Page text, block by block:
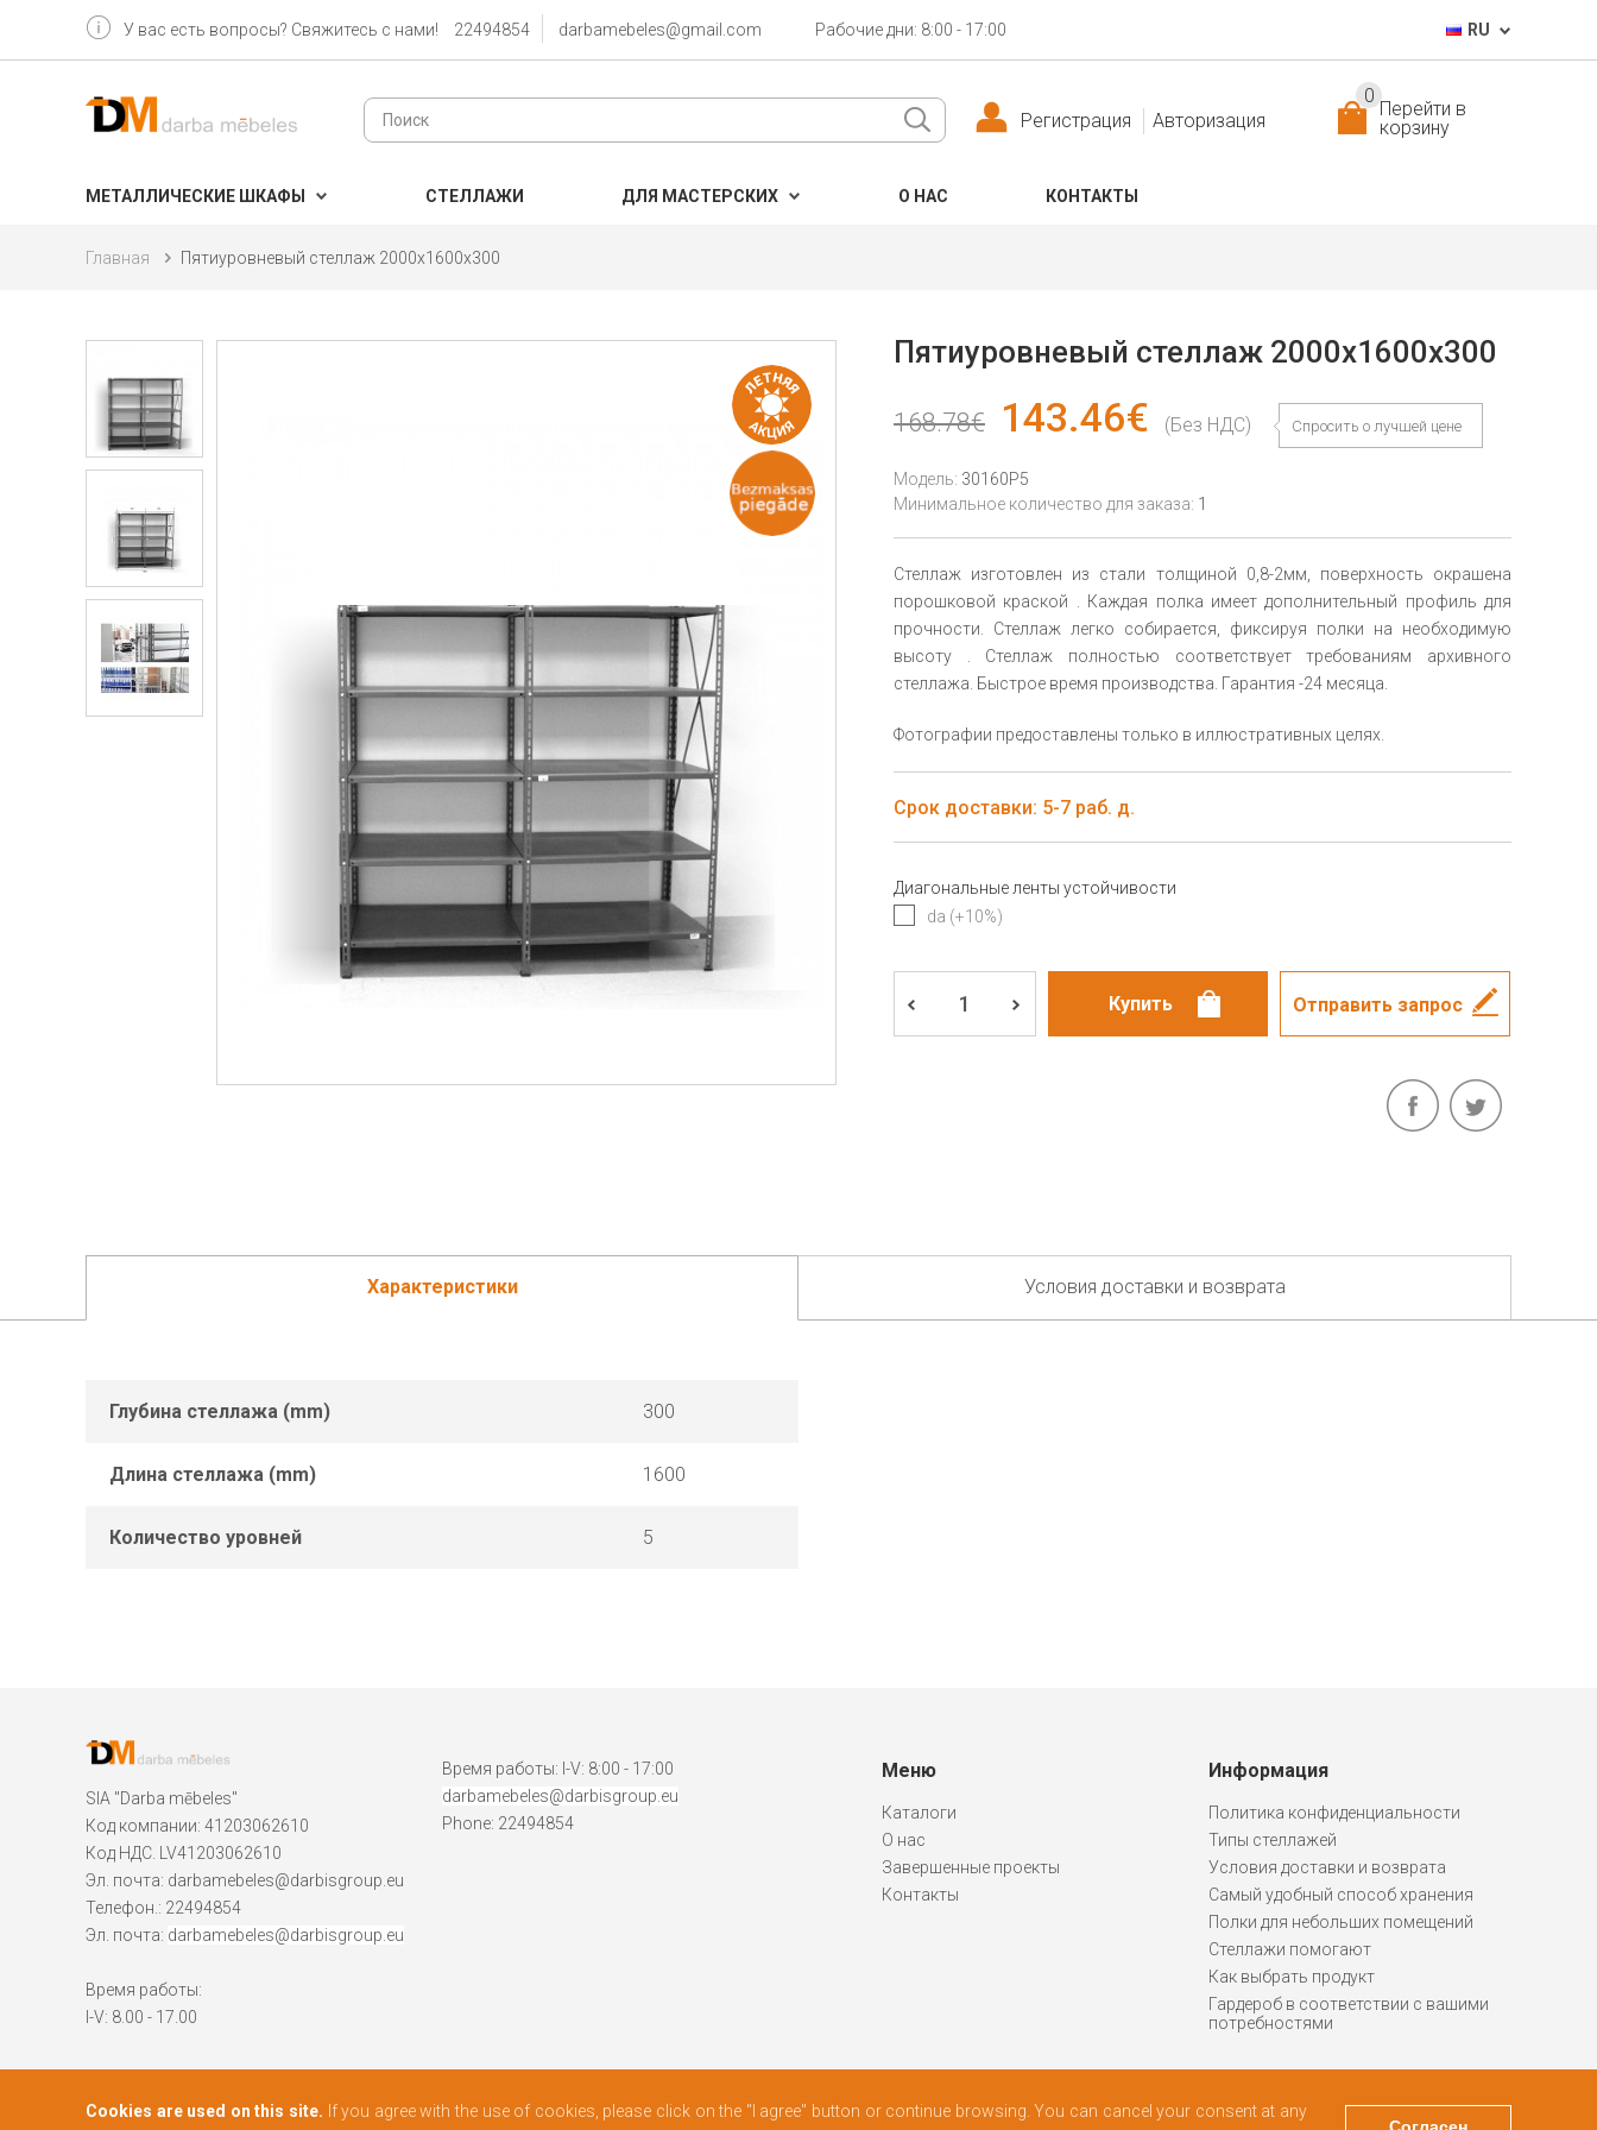
У вас есть вопросы? Свяжитесь с нами! 22494854 darbamebeles@gmail.com Рабочие дни: 8:00 - 17:00 RU
Перейти в
корзину
0
Регистрация
Авторизация
МЕТАЛЛИЧЕСКИЕ ШКАФЫ CТЕЛЛАЖИ ДЛЯ МАСТЕРСКИХ О НАС КОНТАКТЫ
Главная Пятиуровневый стеллаж 2000x1600x300
Пятиуровневый стеллаж 2000x1600x300
168.78€ 143.46€ (Без НДС) Спросить о лучшей цене
Модель: 30160P5
Минимальное количество для заказа: 1
Стеллаж изготовлен из стали толщиной 0,8-2мм, поверхность окрашена
порошковой краской . Каждая полка имеет дополнительный профиль для
прочности. Стеллаж легко собирается, фиксируя полки на необходимую
высоту . Стеллаж полностью соответствует требованиям архивного
стеллажа. Быстрое время производства. Гарантия -24 месяца.
Фотографии предоставлены только в иллюстративных целях.
Срок доставки: 5-7 раб. д.
Диагональные ленты устойчивости
da (+10%)
Отправить запрос
Характеристики Условия доставки и возврата
Глубина стеллажа (mm) 300
Длина стеллажа (mm) 1600
Количество уровней 5
SIA "Darba mēbeles"
Код компании: 41203062610
Код НДС. LV41203062610
Эл. почта: darbamebeles@darbisgroup.eu
Телефон.: 22494854
Эл. почта: darbamebeles@darbisgroup.eu
Время работы:
I-V: 8.00 - 17.00
Время работы: I-V: 8:00 - 17:00
darbamebeles@darbisgroup.eu
Phone: 22494854
Меню
Каталоги
О нас
Завершенные проекты
Контакты
Информация
Политика конфиденциальности
Типы стеллажей
Условия доставки и возврата
Самый удобный способ хранения
Полки для небольших помещений
Стеллажи помогают
Как выбрать продукт
Гардероб в соответствии с вашими
потребностями
Cookies are used on this site. If you agree with the use of cookies, please click on the "I agree" button or continue browsing. You can cancel your consent at any